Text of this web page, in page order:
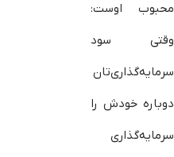
محبوب اوست:
وقتی سود
سرمایه‌گذاری‌تان
دوباره خودش را
سرمایه‌گذاری